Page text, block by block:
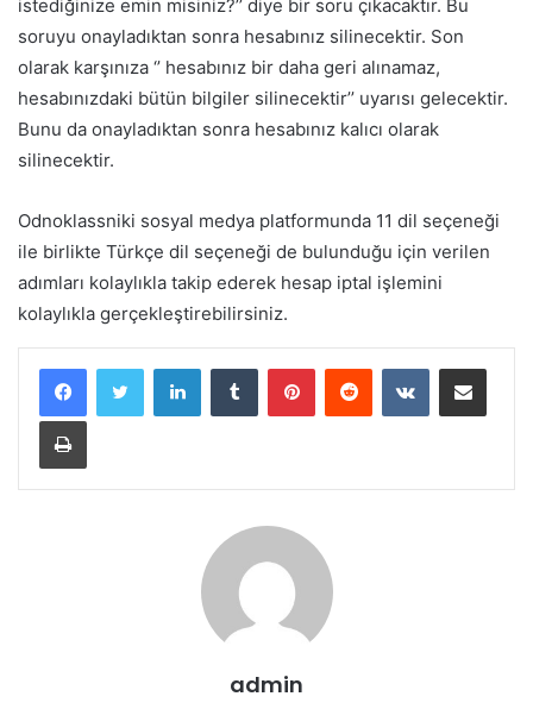
istediğinize emin misiniz?’’ diye bir soru çıkacaktır. Bu
soruyu onayladıktan sonra hesabınız silinecektir. Son
olarak karşınıza ‘’ hesabınız bir daha geri alınamaz,
hesabınızdaki bütün bilgiler silinecektir’’ uyarısı gelecektir.
Bunu da onayladıktan sonra hesabınız kalıcı olarak
silinecektir.
Odnoklassniki sosyal medya platformunda 11 dil seçeneği
ile birlikte Türkçe dil seçeneği de bulunduğu için verilen
adımları kolaylıkla takip ederek hesap iptal işlemini
kolaylıkla gerçekleştirebilirsiniz.
LinkedInTumblr PinterestReddit VKontakteE-Posta ile paylaş
Yazdır
admin